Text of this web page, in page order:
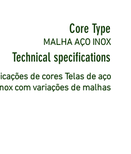
Core Type
MALHA AÇO INOX
Technical specifications
de cores Telas de aço
com variações de malhas